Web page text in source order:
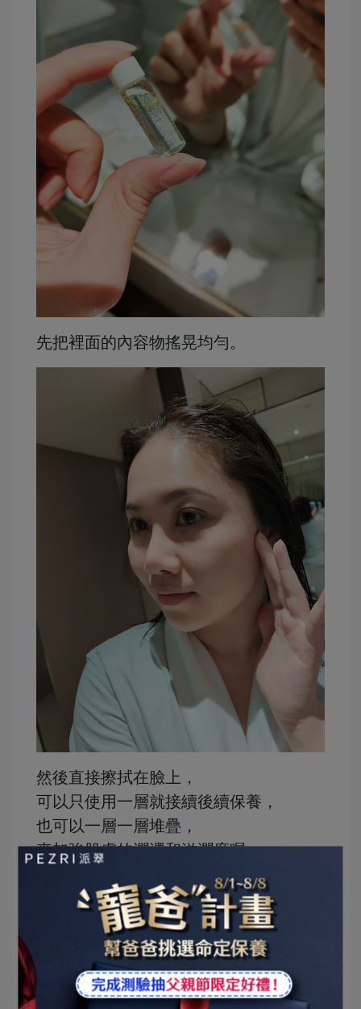
先把裡面的內容物搖晃均勻。
然後直接擦拭在臉上，
可以只使用一層就接續後續保養，
也可以一層一層堆疊，
來加強肌膚的潤澤和滋潤度喔。